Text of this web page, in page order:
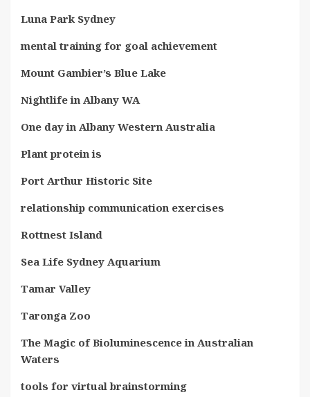
Luna Park Sydney
mental training for goal achievement
Mount Gambier’s Blue Lake
Nightlife in Albany WA
One day in Albany Western Australia
Plant protein is
Port Arthur Historic Site
relationship communication exercises
Rottnest Island
Sea Life Sydney Aquarium
Tamar Valley
Taronga Zoo
The Magic of Bioluminescence in Australian
Waters
tools for virtual brainstorming